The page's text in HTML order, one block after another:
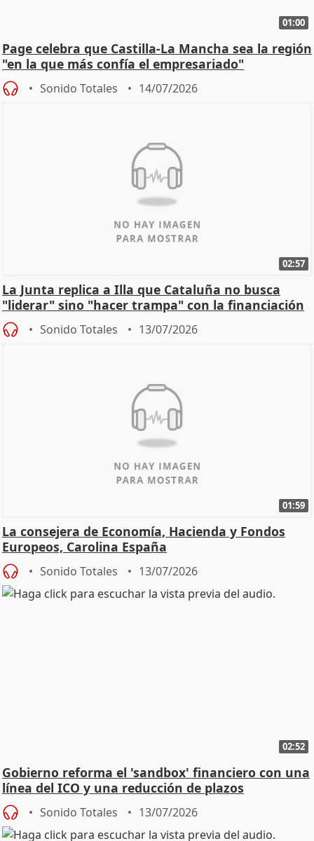
01:00
Page celebra que Castilla-La Mancha sea la región
"en la que más confía el empresariado"
Sonido Totales 14/07/2026
02:57
La Junta replica a Illa que Cataluña no busca
"liderar" sino "hacer trampa" con la financiación
Sonido Totales 13/07/2026
01:59
La consejera de Economía, Hacienda y Fondos
Europeos, Carolina España
Sonido Totales 13/07/2026
02:52
Gobierno reforma el 'sandbox' financiero con una
línea del ICO y una reducción de plazos
Sonido Totales 13/07/2026